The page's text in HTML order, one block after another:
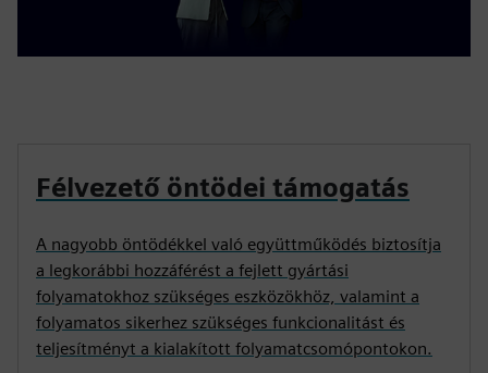
Félvezető öntödei támogatás
A nagyobb öntödékkel való együttműködés biztosítja
a legkorábbi hozzáférést a fejlett gyártási
folyamatokhoz szükséges eszközökhöz, valamint a
folyamatos sikerhez szükséges funkcionalitást és
teljesítményt a kialakított folyamatcsomópontokon.